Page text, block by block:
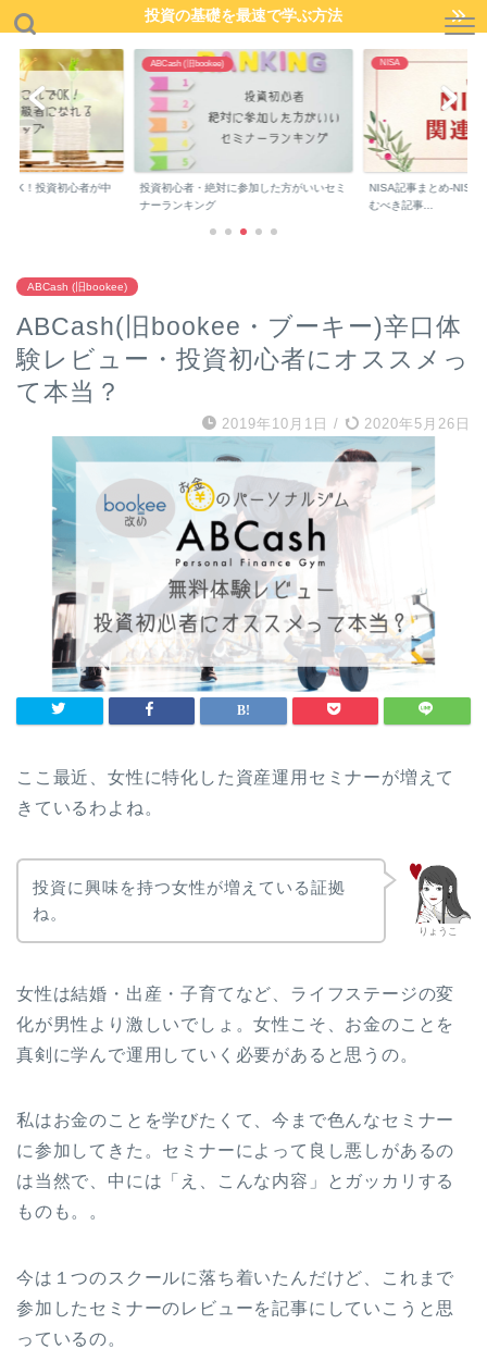
投資の基礎を最速で学ぶ方法
OK！投資初心者が中
ABCash (旧bookee)
投資初心者・絶対に参加した方がいいセミ
ナーランキング
NISA
NISA記事まとめ-NISA
むべき記事...
ABCash (旧bookee)
ABCash(旧bookee・ブーキー)辛口体
験レビュー・投資初心者にオススメっ
て本当？
2019年10月1日 / 2020年5月26日
ここ最近、女性に特化した資産運用セミナーが増えて
きているわよね。
りょうこ
投資に興味を持つ女性が増えている証拠
ね。
女性は結婚・出産・子育てなど、ライフステージの変
化が男性より激しいでしょ。女性こそ、お金のことを
真剣に学んで運用していく必要があると思うの。
私はお金のことを学びたくて、今まで色んなセミナー
に参加してきた。セミナーによって良し悪しがあるの
は当然で、中には「え、こんな内容」とガッカリする
ものも。。
今は１つのスクールに落ち着いたんだけど、これまで
参加したセミナーのレビューを記事にしていこうと思
っているの。